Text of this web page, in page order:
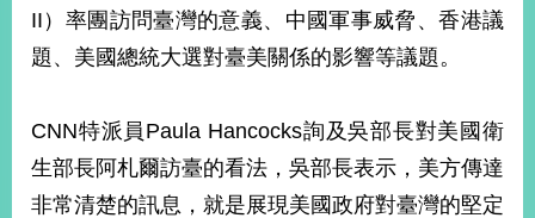
落
國
台
平
護
照
II）率團訪問臺灣的意義、中國軍事威脅、香港議
題、美國總統大選對臺美關係的影響等議題。
CNN特派員Paula Hancocks詢及吳部長對美國衛
生部長阿札爾訪臺的看法，吳部長表示，美方傳達
非常清楚的訊息，就是展現美國政府對臺灣的堅定